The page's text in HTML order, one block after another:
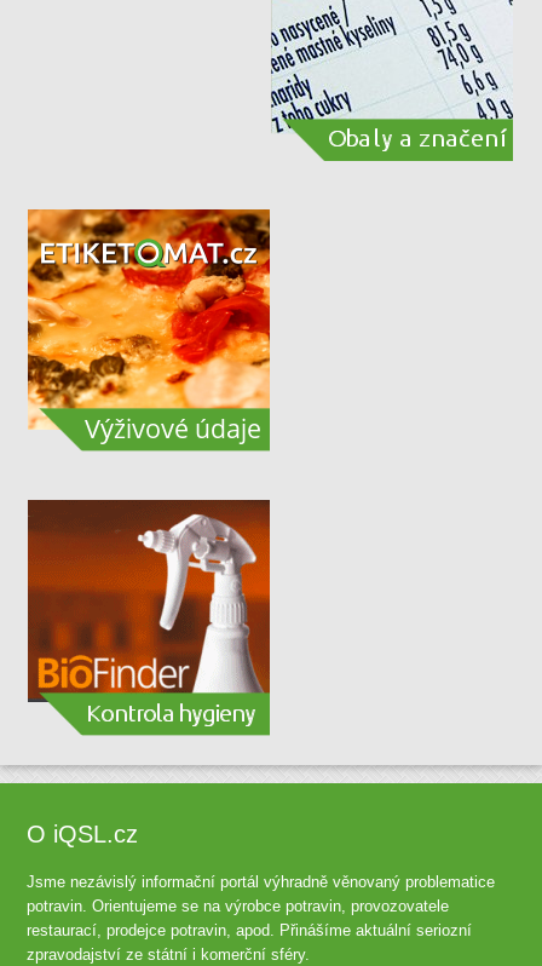
O iQSL.cz
Jsme nezávislý informační portál výhradně věnovaný problematice
potravin. Orientujeme se na výrobce potravin, provozovatele
restaurací, prodejce potravin, apod. Přinášíme aktuální seriozní
zpravodajství ze státní i komerční sféry.